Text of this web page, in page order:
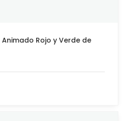
Animado Rojo y Verde de